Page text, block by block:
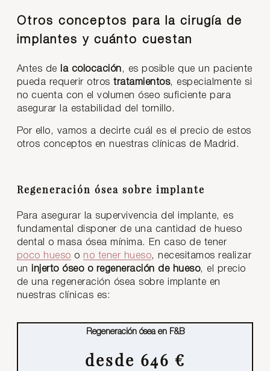
Otros conceptos para la cirugía de
implantes y cuánto cuestan
Antes de la colocación, es posible que un paciente
pueda requerir otrostratamientos, especialmente si
no cuenta con el volumen óseo suficiente para
asegurar la estabilidad del tornillo.
Por ello, vamos a decirte cuál es el precio de estos
otros conceptos en nuestras clínicas de Madrid.
Regeneración ósea sobre implante
Para asegurar la supervivencia del implante, es
fundamental disponer de una cantidad de hueso
dental o masa ósea mínima. En caso de tener
poco hueso o no tener hueso, necesitamos realizar
un injerto óseo o regeneración de hueso, el precio
de una regeneración ósea sobre implante en
nuestras clínicas es:
Regeneración ósea en F&B
desde 646 €